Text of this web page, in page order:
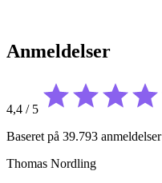
Anmeldelser
4,4 / 5
Baseret på 39.793 anmeldelser
Thomas Nordling